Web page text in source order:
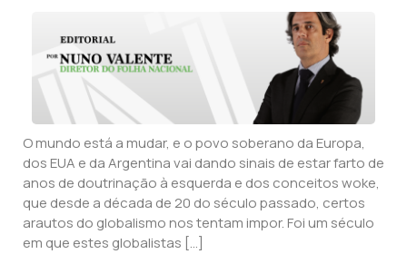
O mundo está a mudar, e o povo soberano da Europa,
dos EUA e da Argentina vai dando sinais de estar farto de
anos de doutrinação à esquerda e dos conceitos woke,
que desde a década de 20 do século passado, certos
arautos do globalismo nos tentam impor. Foi um século
em que estes globalistas […]